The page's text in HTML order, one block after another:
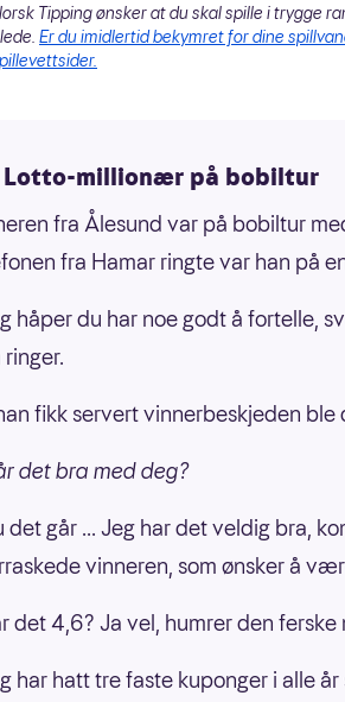
Tipping ønsker at du skal spille i trygge
Er du imidlertid bekymret for dine
Lotto-millionær på bobiltur
fra Ålesund var på bobiltur
fra Hamar ringte var han på
håper du har noe godt å fortelle,
ringer.
fikk servert vinnerbeskjeden ble
det bra med deg?
det går ... Jeg har det veldig bra,
vinneren, som ønsker å
det 4,6? Ja vel, humrer den
har hatt tre faste kuponger i alle